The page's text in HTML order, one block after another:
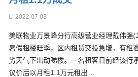
2022-07-03
美联物业万景峰分行高级营业经理戴伟强
暑假租楼旺季，区内租赁交投急增，有租
劣天气下出动睇楼。一名租客日前经该行
议价后以月租1.1万元租出…